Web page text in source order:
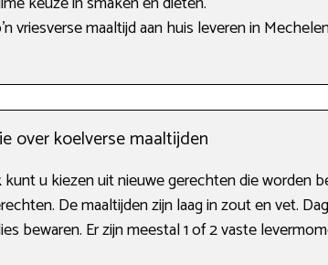
vriesverse maaltijd aan huis leveren in
over koelverse maaltijden
kunt u kiezen uit nieuwe gerechten die worden
De maaltijden zijn laag in zout en vet.
bewaren. Er zijn meestal 1 of 2 vaste